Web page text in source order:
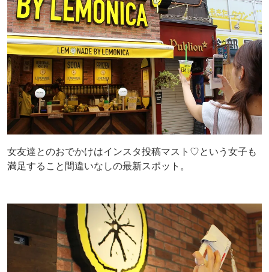
女友達とのおでかけはインスタ投稿マスト♡という女子も
満足すること間違いなしの最新スポット。